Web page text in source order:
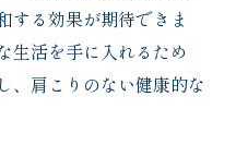
する効果が期待できま
生活を手に入れるため
、肩こりのない健康的な